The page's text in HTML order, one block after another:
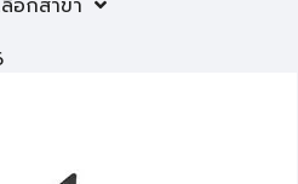
ลือกสาขา